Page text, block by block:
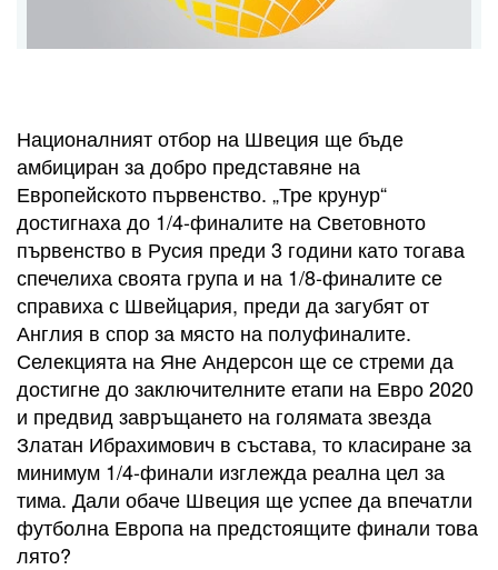
Националният отбор на Швеция ще бъде
амбициран за добро представяне на
Европейското първенство. „Тре крунур“
достигнаха до 1/4-финалите на Световното
първенство в Русия преди 3 години като тогава
спечелиха своята група и на 1/8-финалите се
справиха с Швейцария, преди да загубят от
Англия в спор за място на полуфиналите.
Селекцията на Яне Андерсон ще се стреми да
достигне до заключителните етапи на Евро 2020
и предвид завръщането на голямата звезда
Златан Ибрахимович в състава, то класиране за
минимум 1/4-финали изглежда реална цел за
тима. Дали обаче Швеция ще успее да впечатли
футболна Европа на предстоящите финали това
лято?